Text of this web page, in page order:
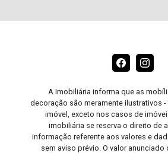
A Imobiliária informa que as
decoração são meramente ilustrativos
imóvel, exceto nos casos de
imobiliária se reserva o direito de
informação referente aos valores e
sem aviso prévio. O valor